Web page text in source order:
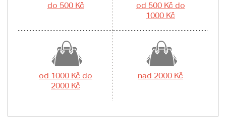
do 500 Kč
od 500 Kč do
1000 Kč
od 1000 Kč do
2000 Kč
nad 2000 Kč